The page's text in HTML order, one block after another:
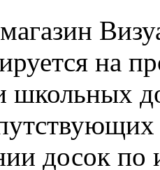
на
школьных
досок по